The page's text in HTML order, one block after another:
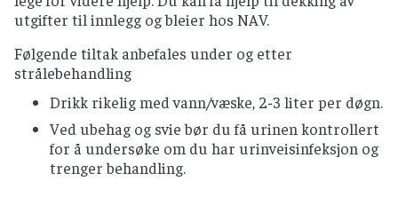
utgifter til innlegg og bleier hos NAV.
Følgende tiltak anbefales under og etter
strålebehandling
Drikk rikelig med vann/væske, 2-3 liter per døgn.
Ved ubehag og svie bør du få urinen kontrollert
for å undersøke om du har urinveisinfeksjon og
trenger behandling.